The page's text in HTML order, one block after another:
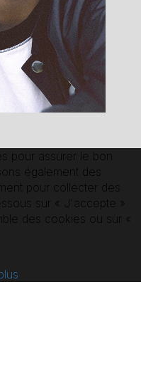
pour assurer le bon
également des
pour collecter des
sur « J'accepte »
des cookies ou sur «